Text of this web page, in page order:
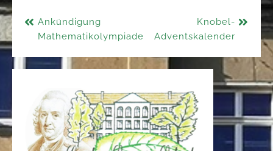
Beitragsnavigation
Ankündigung
Mathematikolympiade
Knobel-
Adventskalender